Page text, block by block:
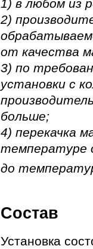
1) в любом из
2)
от качества
3) по
установки с
больше;
4) перекачка
температуре
до
Состав
Установка